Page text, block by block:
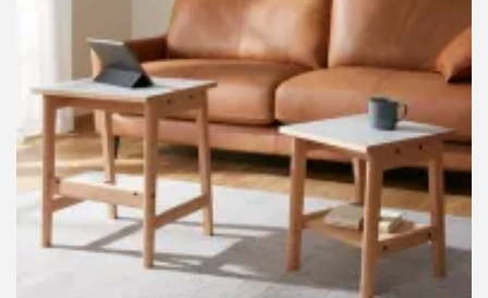
ライフスタイル
家具